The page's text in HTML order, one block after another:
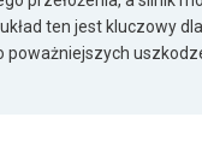
ten jest kluczowy